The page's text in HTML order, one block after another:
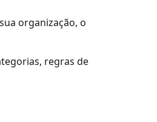
organização, o
regras de